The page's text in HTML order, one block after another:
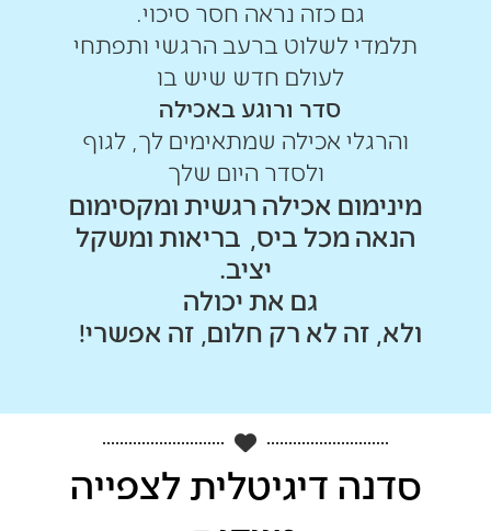
גם כזה נראה חסר סיכוי.
תלמדי לשלוט ברעב הרגשי ותפתחי
לעולם חדש שיש בו
סדר ורוגע באכילה
והרגלי אכילה שמתאימים לך, לגוף
ולסדר היום שלך
מינימום אכילה רגשית ומקסימום
הנאה מכל ביס, בריאות ומשקל
יציב.
גם את יכולה
ולא, זה לא רק חלום, זה אפשרי!
סדנה דיגיטלית לצפייה